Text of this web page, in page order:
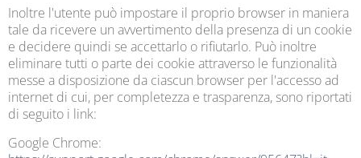
Inoltre l'utente può impostare il proprio browser in maniera
tale da ricevere un avvertimento della presenza di un cookie
e decidere quindi se accettarlo o rifiutarlo. Può inoltre
eliminare tutti o parte dei cookie attraverso le funzionalità
messe a disposizione da ciascun browser per l'accesso ad
internet di cui, per completezza e trasparenza, sono riportati
di seguito i link:
Google Chrome: